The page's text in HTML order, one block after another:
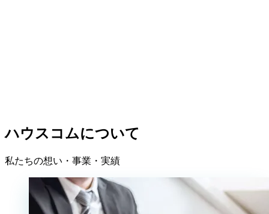
ハウスコムについて
私たちの想い・事業・実績